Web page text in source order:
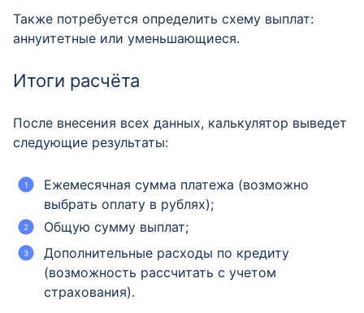
Также потребуется определить схему выплат:
аннуитетные или уменьшающиеся.
Итоги расчёта
После внесения всех данных, калькулятор выведет
следующие результаты:
Ежемесячная сумма платежа (возможно
выбрать оплату в рублях);
Общую сумму выплат;
Дополнительные расходы по кредиту
(возможность рассчитать с учетом
страхования).